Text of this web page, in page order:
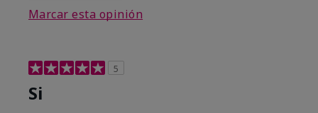
Marcar esta opinión
5
Si